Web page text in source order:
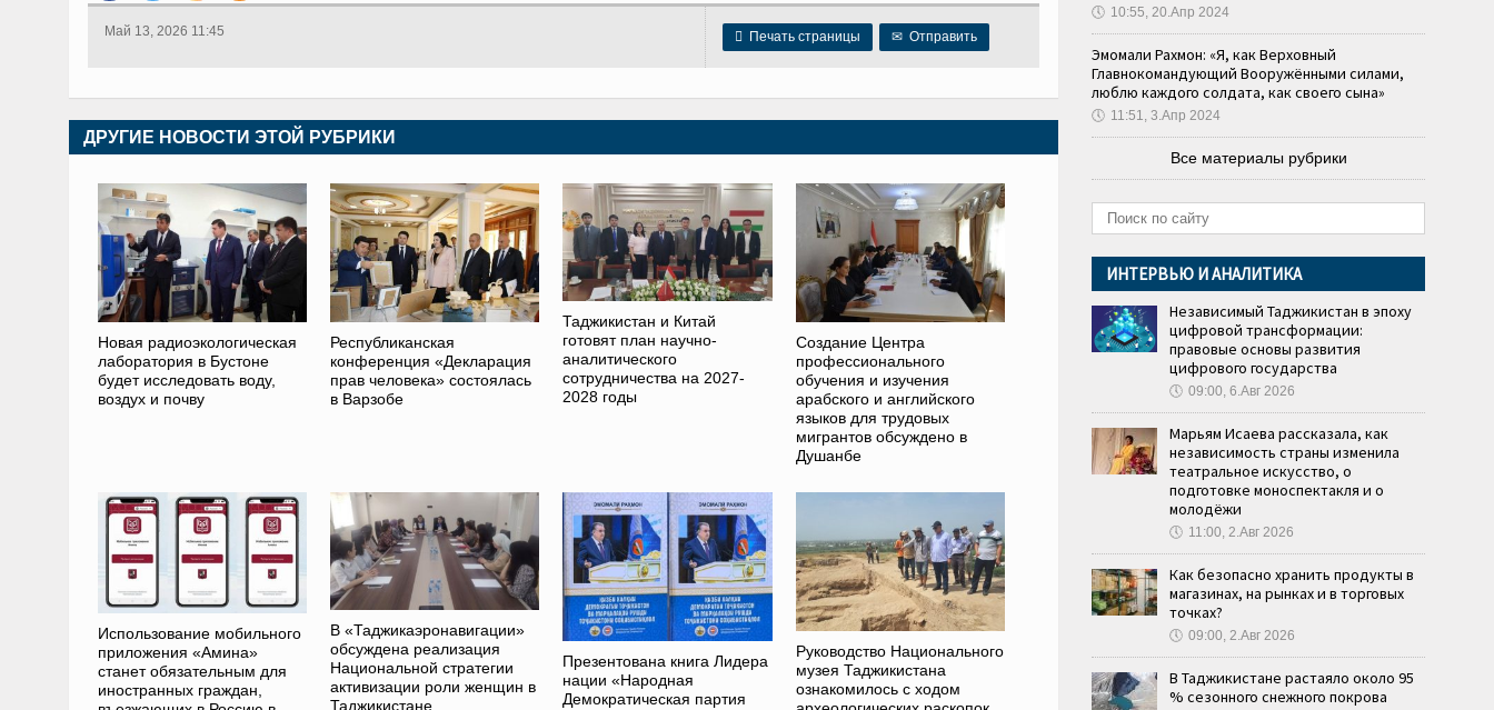
 Печать страницы ✉ Отправить
Май 13, 2026 11:45
ДРУГИЕ НОВОСТИ ЭТОЙ РУБРИКИ
Новая радиоэкологическая
лаборатория в Бустоне
будет исследовать воду,
воздух и почву
Республиканская
конференция «Декларация
прав человека» состоялась
в Варзобе
Таджикистан и Китай
готовят план научно-
аналитического
сотрудничества на 2027-
2028 годы
Создание Центра
профессионального
обучения и изучения
арабского и английского
языков для трудовых
мигрантов обсуждено в
Душанбе
Использование мобильного
приложения «Амина»
станет обязательным для
иностранных граждан,
В «Таджикаэронавигации»
обсуждена реализация
Национальной стратегии
активизации роли женщин в
Таджикистане
Презентована книга Лидера
нации «Народная
Демократическая партия
Руководство Национального
музея Таджикистана
ознакомилось с ходом
🕔 10:55, 20.Апр 2024
Эмомали Рахмон: «Я, как Верховный
Главнокомандующий Вооружёнными силами,
люблю каждого солдата, как своего сына»
🕔 11:51, 3.Апр 2024
Все материалы рубрики
ИНТЕРВЬЮ И АНАЛИТИКА
Независимый Таджикистан в эпоху
цифровой трансформации:
правовые основы развития
цифрового государства
🕔 09:00, 6.Авг 2026
Марьям Исаева рассказала, как
независимость страны изменила
театральное искусство, о
подготовке моноспектакля и о
молодёжи
🕔 11:00, 2.Авг 2026
Как безопасно хранить продукты в
магазинах, на рынках и в торговых
точках?
🕔 09:00, 2.Авг 2026
В Таджикистане растаяло около 95
% сезонного снежного покрова